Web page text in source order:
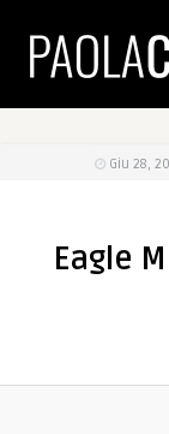
Giu 28,
Eagle